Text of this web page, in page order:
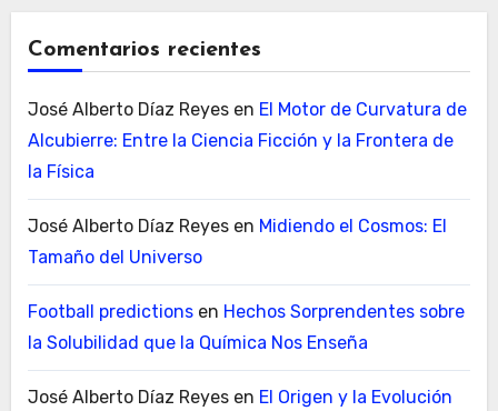
Comentarios recientes
José Alberto Díaz Reyesen El Motor de Curvatura de
Alcubierre: Entre la Ciencia Ficción y la Frontera de
la Física
José Alberto Díaz Reyesen Midiendo el Cosmos: El
Tamaño del Universo
Football predictionsen Hechos Sorprendentes sobre
la Solubilidad que la Química Nos Enseña
José Alberto Díaz Reyesen El Origen y la Evolución